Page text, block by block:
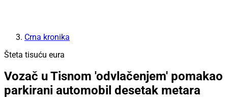
Crna kronika
Šteta tisuću eura
Vozač u Tisnom 'odvlačenjem' pomakao
parkirani automobil desetak metara